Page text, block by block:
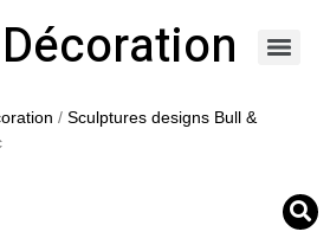
/ Sculptures designs Bull &